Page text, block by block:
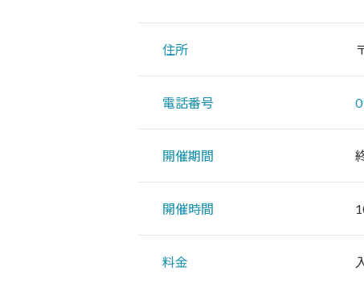
住所
電話番号
開催期間
開催時間
料金